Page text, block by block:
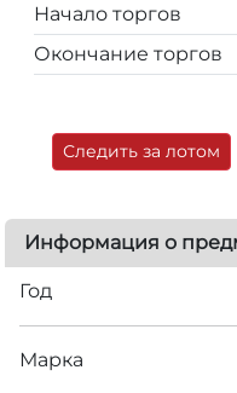
Начало торгов
Окончание торгов
Следить за лотом
Информация о
Год
Марка